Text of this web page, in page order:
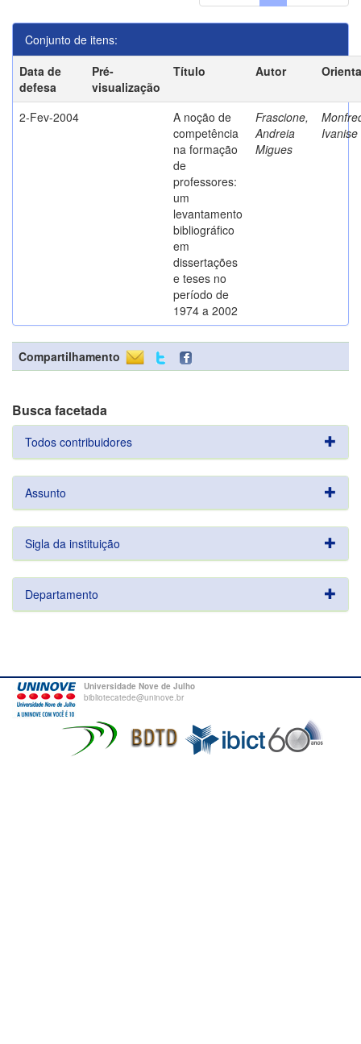
Conjunto de itens:
Data de
defesa
Pré-
visualização
Título Autor
2-Fev-2004
A noção de
competência
na formação
de
professores:
um
levantamento
bibliográfico
em
dissertações
e teses no
período de
1974 a 2002
Frascione,
Andreia
Migues
Ivanise
Compartilhamento
Busca facetada
Todos contribuidores
Assunto
Sigla da instituição
Departamento
Universidade Nove de Julho
bibliotecatede@uninove.br